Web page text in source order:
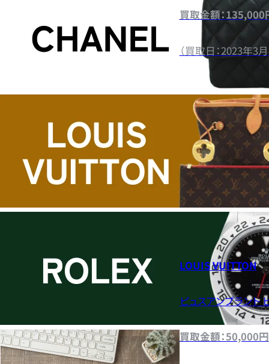
買取金額：135,000
（買取日：2023年3
LOUIS VUITTON
ピュスアンプラント
買取金額：50,000円